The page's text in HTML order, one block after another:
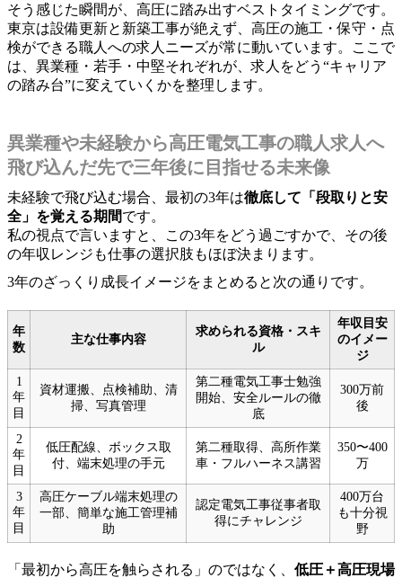
そう感じた瞬間が、高圧に踏み出すベストタイミングです。
東京は設備更新と新築工事が絶えず、高圧の施工・保守・点
検ができる職人への求人ニーズが常に動いています。ここで
は、異業種・若手・中堅それぞれが、求人をどう“キャリア
の踏み台”に変えていくかを整理します。
異業種や未経験から高圧電気工事の職人求人へ
飛び込んだ先で三年後に目指せる未来像
未経験で飛び込む場合、最初の3年は徹底して「段取りと安
全」を覚える期間です。
私の視点で言いますと、この3年をどう過ごすかで、その後
の年収レンジも仕事の選択肢もほぼ決まります。
3年のざっくり成長イメージをまとめると次の通りです。
年
数
主な仕事内容
求められる資格・スキ
ル
年収目安
のイメー
ジ
1
年
目
資材運搬、点検補助、清
掃、写真管理
第二種電気工事士勉強
開始、安全ルールの徹
底
300万前
後
2
年
目
低圧配線、ボックス取
付、端末処理の手元
第二種取得、高所作業
車・フルハーネス講習
350〜400
万
3
年
目
高圧ケーブル端末処理の
一部、簡単な施工管理補
助
認定電気工事従事者取
得にチャレンジ
400万台
も十分視
野
「最初から高圧を触らされる」のではなく、 低圧＋高圧現場